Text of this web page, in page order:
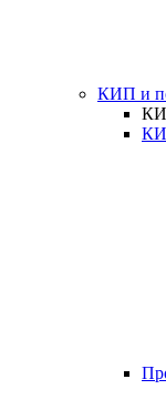
КИП и